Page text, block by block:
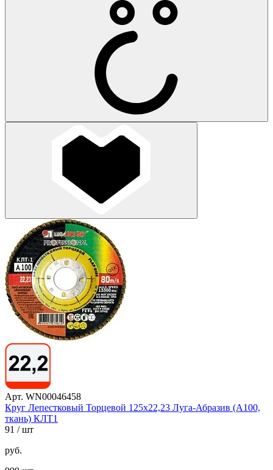
Арт. WN00046458
Круг Лепестковый Торцевой 125х22,23 Луга-Абразив (А100,
ткань) КЛТ1
91 / шт
руб.